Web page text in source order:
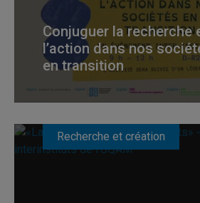
Conjuguer la recherche
l’action dans nos
en transition
Recherche et création